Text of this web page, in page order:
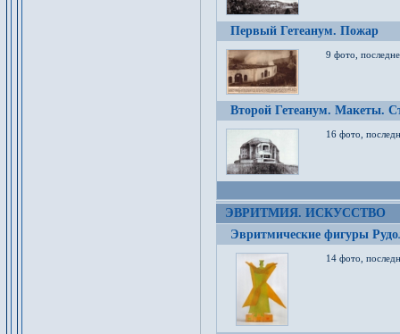
Первый Гетеанум. Пожар
9 фото,
Второй Гетеанум. Макеты.
16 фото,
ЭВРИТМИЯ. ИСКУССТВО
Эвритмические фигуры
14 фото,